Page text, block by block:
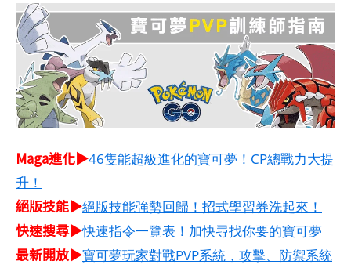
Maga進化▶46隻能超級進化的寶可夢！CP總戰力大提
升！
絕版技能▶絕版技能強勢回歸！招式學習券洗起來！
快速搜尋▶快速指令一覽表！加快尋找你要的寶可夢
最新開放▶寶可夢玩家對戰PVP系統，攻擊、防禦系統